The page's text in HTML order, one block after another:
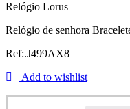
Relógio Lorus
Relógio de senhora
Ref:.J499AX8
Add to wishlist